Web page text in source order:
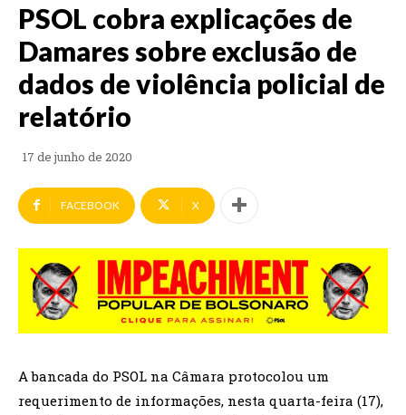
PSOL cobra explicações de
Damares sobre exclusão de
dados de violência policial de
relatório
17 de junho de 2020
FACEBOOK X
A bancada do PSOL na Câmara protocolou um
requerimento de informações, nesta quarta-feira (17),